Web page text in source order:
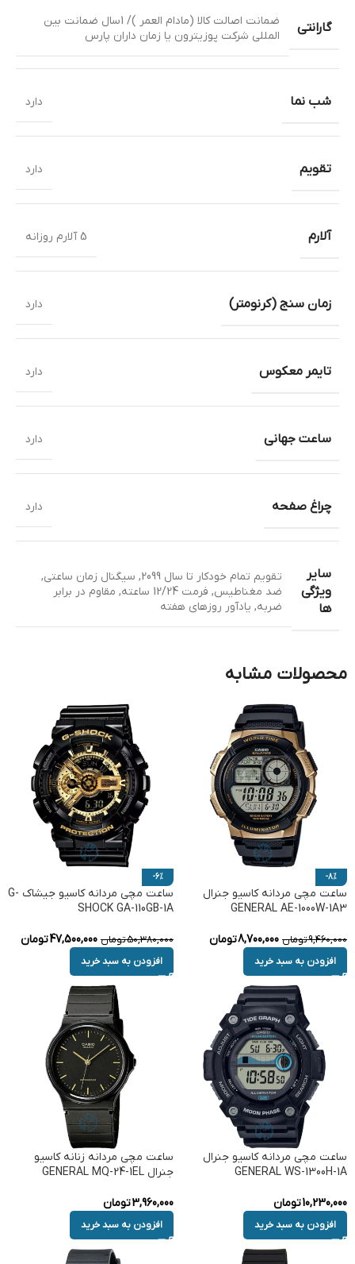
گارانتی
ضمانت اصالت کالا (مادام العمر )/ 1سال ضمانت بین
المللی شرکت پوزیترون یا زمان داران پارس
شب نما دارد
تقویم دارد
آلارم 5 آلارم روزانه
زمان سنج (کرنومتر) دارد
تایمر معکوس دارد
ساعت جهانی دارد
چراغ صفحه دارد
سایر
ویژگی
ها
تقویم تمام خودکار تا سال 2099 , سیگنال زمان ساعتی,
ضد مغناطیس, فرمت 12/24 ساعته , مقاوم در برابر
ضربه, یادآور روزهای هفته
محصولات مشابه
-8%
ساعت مچی مردانه کاسیو جنرال
GENERAL AE-1000W-1A3
9,460,000تومان 8,700,000تومان
افزودن به سبد خرید
-6%
ساعت مچی مردانه کاسیو جیشاک G-
SHOCK GA-110GB-1A
50,380,000تومان 47,500,000تومان
افزودن به سبد خرید
ساعت مچی مردانه کاسیو جنرال
GENERAL WS-1300H-1A
10,230,000تومان
افزودن به سبد خرید
ساعت مچی مردانه زنانه کاسیو
جنرال GENERAL MQ-24-1EL
3,960,000تومان
افزودن به سبد خرید